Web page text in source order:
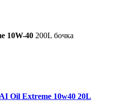
10W-40 200L бочка
Oil Extreme 10w40 20L